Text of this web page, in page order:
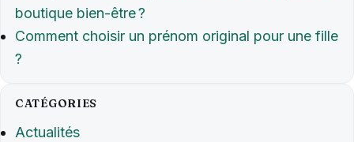
boutique bien-être ?
Comment choisir un prénom original pour une fille
?
CATÉGORIES
Actualités